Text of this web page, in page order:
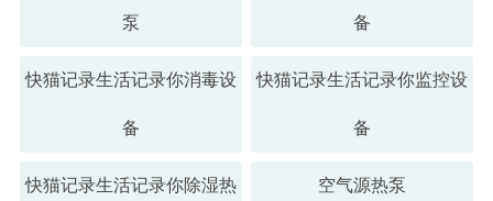
泵 备
快猫记录生活记录你消毒设
备
快猫记录生活记录你监控设
备
快猫记录生活记录你除湿热 空气源热泵